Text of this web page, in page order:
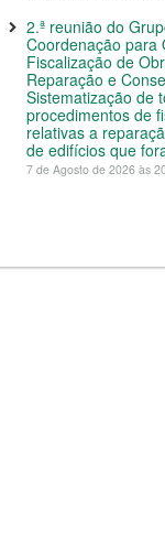
2.ª reunião do
Coordenação para
Fiscalização de
Reparação e
Sistematização de
procedimentos de
relativas a
de edifícios que
7 de Agosto de 2026 às